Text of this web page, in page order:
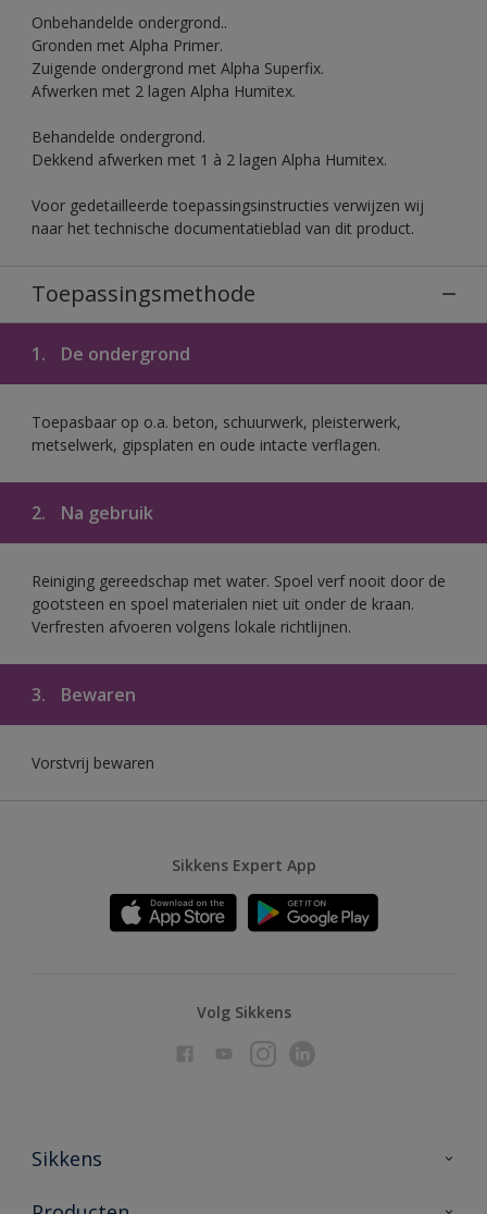
Onbehandelde ondergrond..
Gronden met Alpha Primer.
Zuigende ondergrond met Alpha Superfix.
Afwerken met 2 lagen Alpha Humitex.
Behandelde ondergrond.
Dekkend afwerken met 1 à 2 lagen Alpha Humitex.
Voor gedetailleerde toepassingsinstructies verwijzen wij
naar het technische documentatieblad van dit product.
Toepassingsmethode
1. De ondergrond
Toepasbaar op o.a. beton, schuurwerk, pleisterwerk,
metselwerk, gipsplaten en oude intacte verflagen.
2. Na gebruik
Reiniging gereedschap met water. Spoel verf nooit door de
gootsteen en spoel materialen niet uit onder de kraan.
Verfresten afvoeren volgens lokale richtlijnen.
3. Bewaren
Vorstvrij bewaren
Sikkens Expert App
Volg Sikkens
Sikkens
Over Sikkens